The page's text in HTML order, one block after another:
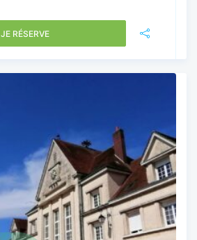
JE RÉSERVE